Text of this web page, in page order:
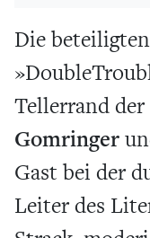
SERVICE
Presse
Häufige Fragen
Barrierefreiheit
Die
Tellerrand
Gomringer
Gast bei der
Leiter des